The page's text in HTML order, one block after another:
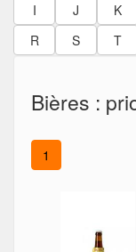
I
J K
R
S T
Bières :
1